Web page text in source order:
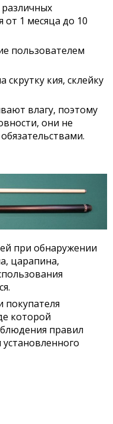
от 1 месяца до 10
пользователем
скрутку кия, склейку
влагу, поэтому
они не
при обнаружении
царапина,
покупателя
которой
правил